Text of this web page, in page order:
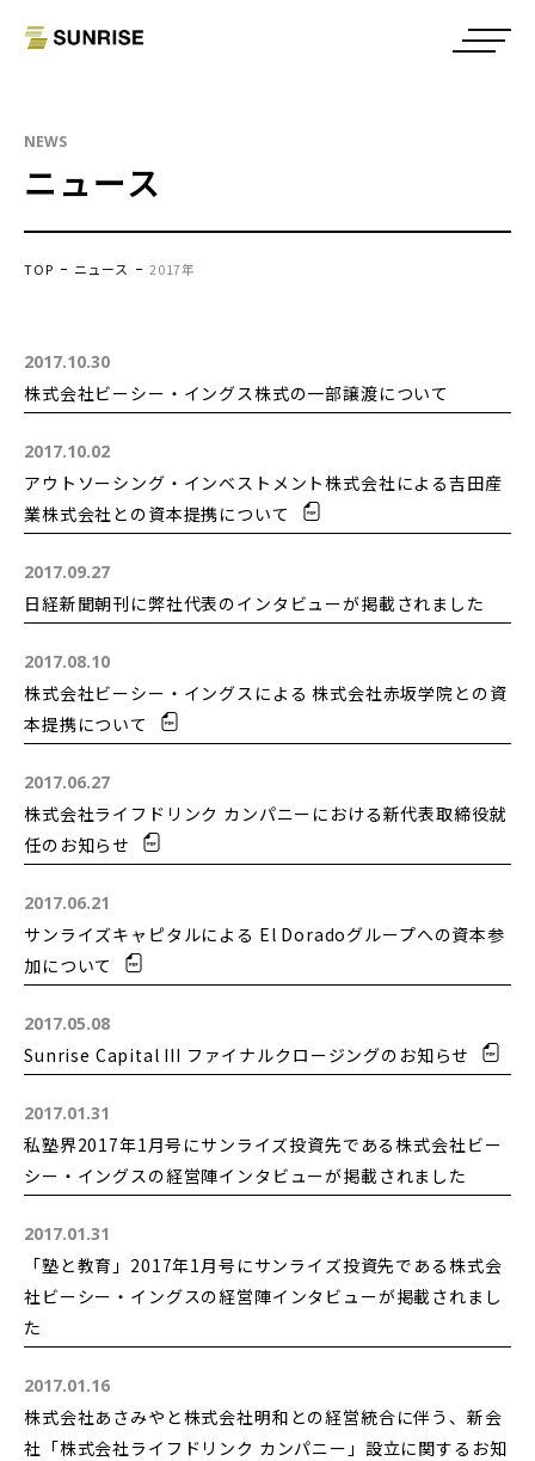
NEWS
ニュース
TOP ニュース 2017年
2017.10.30
株式会社ビーシー・イングス株式の一部譲渡について
2017.10.02
アウトソーシング・インベストメント株式会社による吉田産
業株式会社との資本提携について
2017.09.27
日経新聞朝刊に弊社代表のインタビューが掲載されました
2017.08.10
株式会社ビーシー・イングスによる 株式会社赤坂学院との資
本提携について
2017.06.27
株式会社ライフドリンク カンパニーにおける新代表取締役就
任のお知らせ
2017.06.21
サンライズキャピタルによる El Doradoグループへの資本参
加について
2017.05.08
Sunrise Capital III ファイナルクロージングのお知らせ
2017.01.31
私塾界2017年1月号にサンライズ投資先である株式会社ビー
シー・イングスの経営陣インタビューが掲載されました
2017.01.31
「塾と教育」2017年1月号にサンライズ投資先である株式会
社ビーシー・イングスの経営陣インタビューが掲載されまし
た
2017.01.16
株式会社あさみやと株式会社明和との経営統合に伴う、新会
社「株式会社ライフドリンク カンパニー」設立に関するお知